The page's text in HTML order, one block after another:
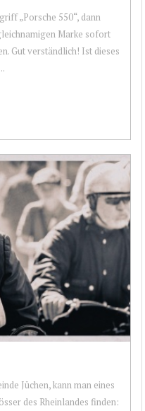
„Porsche 550“, dann
Marke sofort
Gut verständlich! Ist dieses
Jüchen, kann man eines
des Rheinlandes finden: